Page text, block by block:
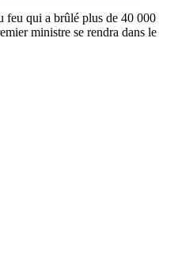
feu qui a brûlé plus de 40 000
ministre se rendra dans le